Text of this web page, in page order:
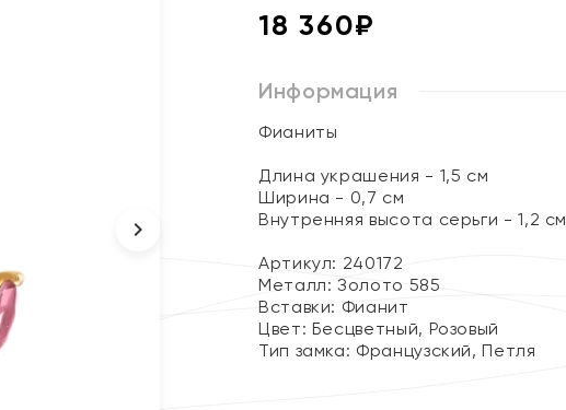
18 360₽
Информация
Фианиты
Длина украшения - 1,5 см
Ширина - 0,7 см
Внутренняя высота серьги - 1,2 см
Артикул: 240172
Металл:Золото 585
Вставки: Фианит
Цвет: Бесцветный, Розовый
Тип замка: Французский, Петля